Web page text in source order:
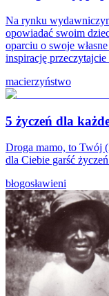
Na rynku
opowiadać swoim
oparciu o swoje
inspirację
macierzyństwo
5 życzeń dla
Droga mamo, to Twój
dla Ciebie garść
błogosławieni